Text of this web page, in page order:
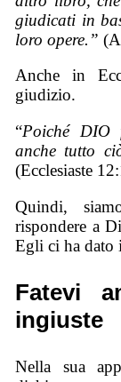
giudicati in
loro opere.”
Anche in
giudizio.
“Poiché DIO
anche tutto
(Ecclesiaste
Quindi,
rispondere a
Egli ci ha dato
Fatevi
ingiuste
Nella sua